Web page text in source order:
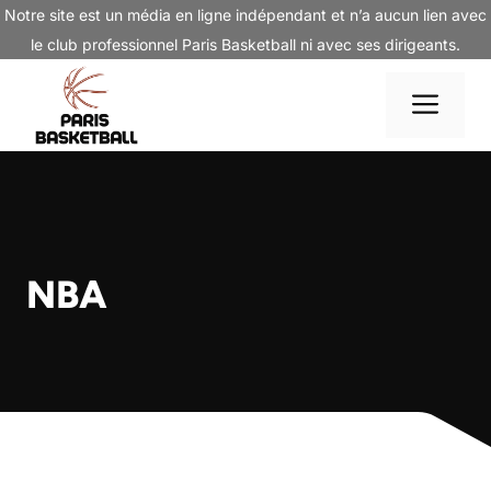
Aller
contenu
Notre site est un média en ligne indépendant et n’a aucun lien avec
le club professionnel Paris Basketball ni avec ses dirigeants.
NBA